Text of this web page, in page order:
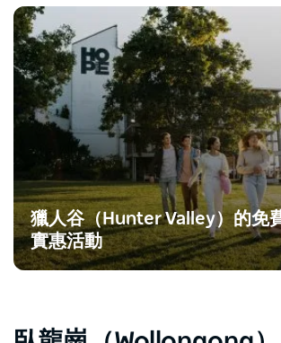
獵人谷（Hunter Valley）的免
實惠活動